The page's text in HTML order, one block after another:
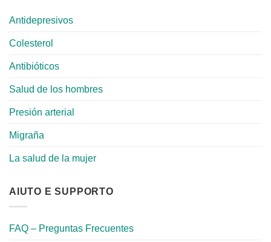
Antidepresivos
Colesterol
Antibióticos
Salud de los hombres
Presión arterial
Migraña
La salud de la mujer
AIUTO E SUPPORTO
FAQ – Preguntas Frecuentes